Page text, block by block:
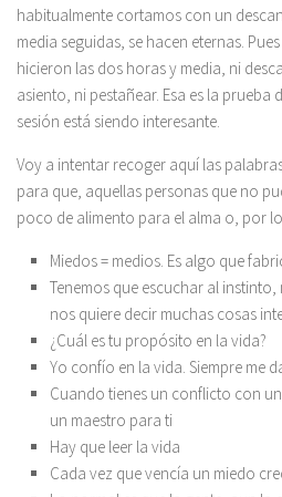
habitualmente cortamos con un
media seguidas, se hacen eternas.
hicieron las dos horas y media, ni
asiento, ni pestañear. Esa es la prueba
sesión está siendo interesante.
Voy a intentar recoger aquí las
para que, aquellas personas que no
poco de alimento para el alma o, por
Miedos = medios. Es algo que
Tenemos que escuchar al
nos quiere decir muchas cosas
¿Cuál es tu propósito en la vida?
Yo confío en la vida. Siempre me
Cuando tienes un conflicto con
un maestro para ti
Hay que leer la vida
Cada vez que vencía un miedo